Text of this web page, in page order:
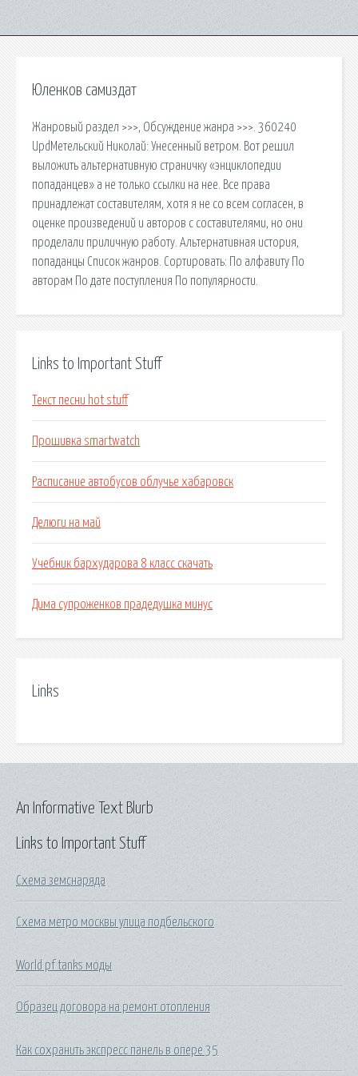
Юленков самиздат
Жанровый раздел >>>, Обсуждение жанра >>>. 360240
UpdМетельский Николай: Унесенный ветром. Вот решил
выложить альтернативную страничку «энциклопедии
попаданцев» а не только ссылки на нее. Все права
принадлежат составителям, хотя я не со всем согласен, в
оценке произведений и авторов с составителями, но они
проделали приличную работу. Альтернативная история,
попаданцы Список жанров. Сортировать: По алфавиту По
авторам По дате поступления По популярности.
Links to Important Stuff
Текст песни hot stuff
Прошивка smartwatch
Расписание автобусов облучье хабаровск
Делюги на май
Учебник бархударова 8 класс скачать
Дима супроженков прадедушка минус
Links
Links to Important Stuff
Схема земснаряда
Схема метро москвы улица подбельского
World pf tanks моды
Образец договора на ремонт отопления
Как сохранить экспресс панель в опере 35
An Informative Text Blurb